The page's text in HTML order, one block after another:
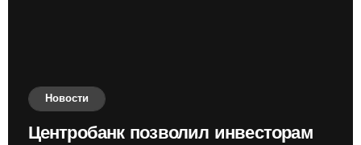
Новости
Центробанк позволил инвесторам